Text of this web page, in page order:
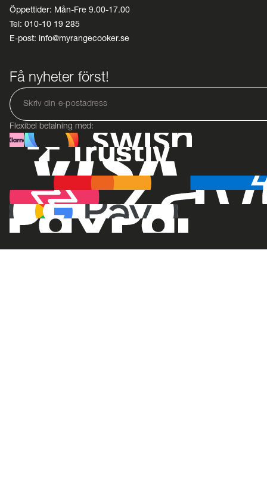
Öppettider: Mån-Fre 9.00-17.00
Tel: 010-10 19 285
E-post: info@myrangecooker.se
Få nyheter först!
Flexibel betalning med: